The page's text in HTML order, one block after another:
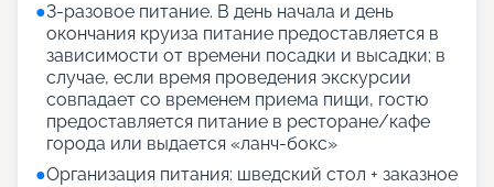
●3-разовое питание. В день начала и день
окончания круиза питание предоставляется в
зависимости от времени посадки и высадки; в
случае, если время проведения экскурсии
совпадает со временем приема пищи, гостю
предоставляется питание в ресторане/кафе
города или выдается «ланч-бокс»
●Организация питания: шведский стол + заказное